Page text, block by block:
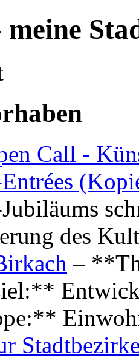
Call -
des
–